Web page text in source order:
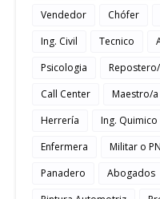
Vendedor
Chófer
Ing. Civil
Tecnico
Psicologia
Call Center
Maestro/a
Herrería
Ing. Quimico
Enfermera
Militar o PN
Panadero
Abogados